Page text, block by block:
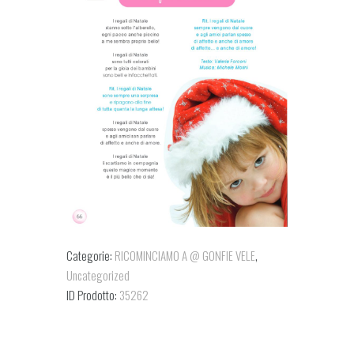
Categorie: RICOMINCIAMO A @ GONFIE VELE,
Uncategorized
ID Prodotto: 35262